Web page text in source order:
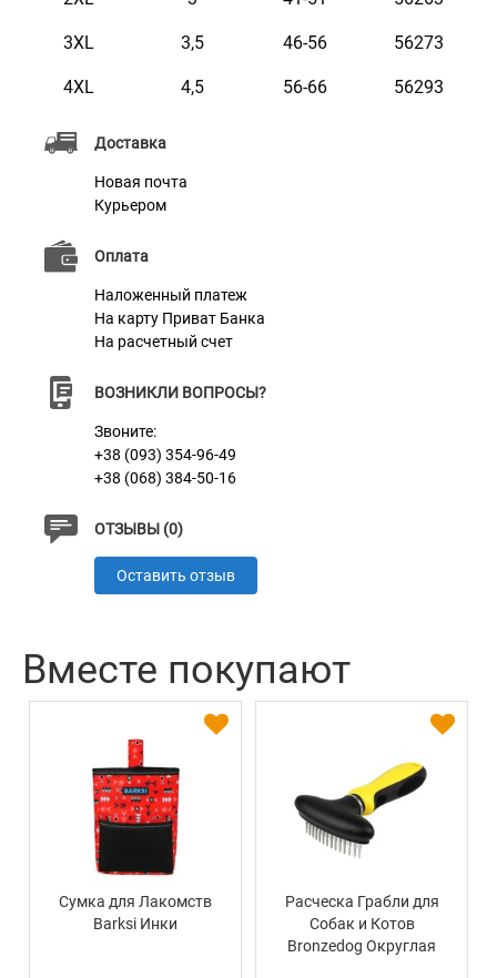
Доставка
Новая почта
Курьером
Оплата
Наложенный платеж
На карту Приват Банка
На расчетный счет
ВОЗНИКЛИ ВОПРОСЫ?
Звоните:
+38 (093) 354-96-49
+38 (068) 384-50-16
ОТЗЫВЫ (0)
Оставить отзыв
3XL 3,5 46-56 56273
4XL 4,5 56-66 56293
Вместе покупают
Сумка для Лакомств
Barksi Инки
Расческа Грабли для
Собак и Котов
Bronzedog Округлая